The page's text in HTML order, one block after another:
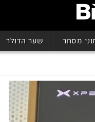
מסחר שער הדולר